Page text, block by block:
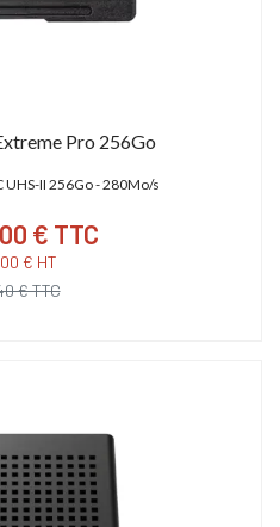
Pro 256Go
II 256Go - 280Mo/s
€ TTC
€ HT
€ TTC